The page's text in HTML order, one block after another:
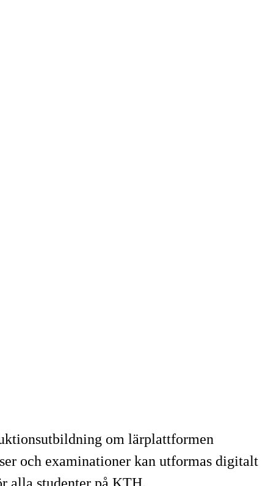
om lärplattformen
och examinationer kan utformas digitalt
alla studenter på KTH.